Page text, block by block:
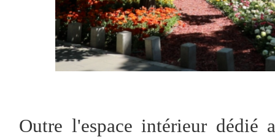
Outre l'espace intérieur dédié